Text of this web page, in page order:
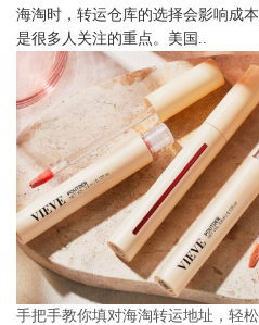
海淘时，转运仓库的选择会影响成
是很多人关注的重点。美国..
手把手教你填对海淘转运地址，轻